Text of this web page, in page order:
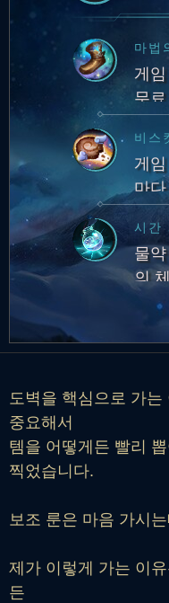
마법
게
무
발
챔
장
당
비스
게
마
스
체
영
시간
물
의
도벽을 핵심으로 가는
중요해서
템을 어떻게든 빨리
찍었습니다.
보조 룬은 마음 가시
제가 이렇게 가는 이
든